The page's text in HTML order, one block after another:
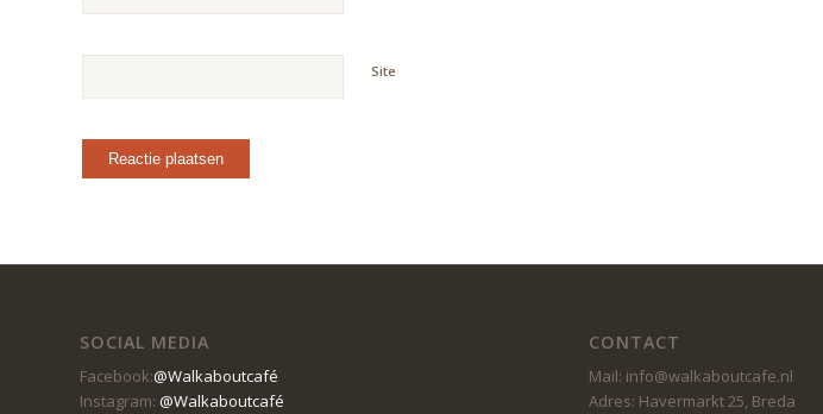
Site
SOCIAL MEDIA
Facebook:@Walkaboutcafé
Instagram: @Walkaboutcafé
CONTACT
Mail: info@walkaboutcafe.nl
Adres: Havermarkt 25, Breda